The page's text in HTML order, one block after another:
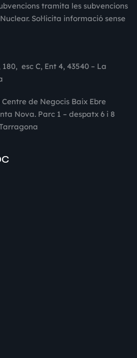
tramita les subvencions
Sol·licita informació sense
esc C, Ent 4, 43540 – La
Centre de Negocis Baix Ebre
Nova. Parc 1 – despatx 6 i 8